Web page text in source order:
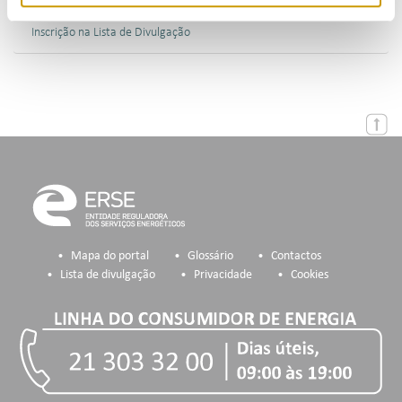
Inscrição na Lista de Divulgação
Mapa do portal Glossário
Contactos
Lista de divulgação
Privacidade Cookies